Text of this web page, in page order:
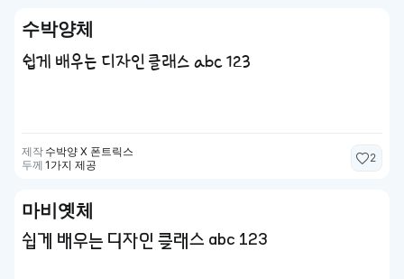
수박양체
쉽게 배우는 디자인 클래스 abc 123
제작 수박양 X 폰트릭스
두께 1가지 제공
2
마비옛체
쉽게 배우는 디자인 클래스 abc 123